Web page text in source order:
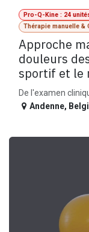
Pro-Q-Kine : 24
Thérapie manuelle &
Approche
douleurs
sportif et le
De l'examen
Andenne,